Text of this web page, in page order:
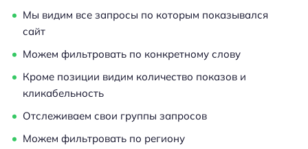
Мы видим все запросы по которым показывался
сайт
Можем фильтровать по конкретному слову
Кроме позиции видим количество показов и
кликабельность
Отслеживаем свои группы запросов
Можем фильтровать по региону